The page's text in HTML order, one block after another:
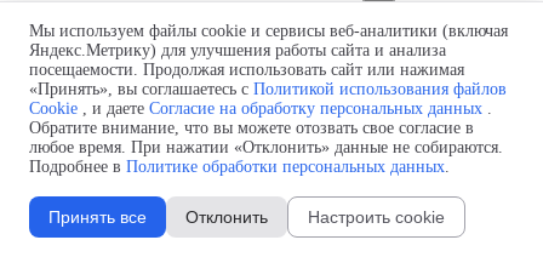
Обзор абразивостойких рукавов
Напорно-всасывающий
абразивостойкий рукав Tubi gomma
Torino ABRACORR-FRA SD 10
Пескоструйный рукав Tubi gomma
Torino ABRASAND /12
Пескоструйный рукав Tubi gomma
Рукав для штукатурки Tubi gomma
Torino ABRAPLUS 40
Мы используем файлы cookie и сервисы веб-аналитики (включая
Яндекс.Метрику) для улучшения работы сайта и анализа
посещаемости. Продолжая использовать сайт или нажимая
«Принять», вы соглашаетесь с Политикой использования файлов
Cookie , и даете Согласие на обработку персональных данных .
Обратите внимание, что вы можете отозвать свое согласие в
любое время. При нажатии «Отклонить» данные не собираются.
Подробнее в Политике обработки персональных данных.
Принять все Отклонить Настроить cookie